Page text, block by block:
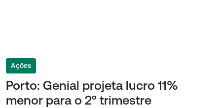
Ações
Porto: Genial projeta lucro 11%
menor para o 2º trimestre